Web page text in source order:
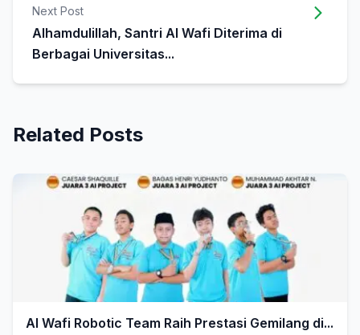
Next Post
Alhamdulillah, Santri Al Wafi Diterima di
Berbagai Universitas...
Related Posts
Al Wafi Robotic Team Raih Prestasi Gemilang di...